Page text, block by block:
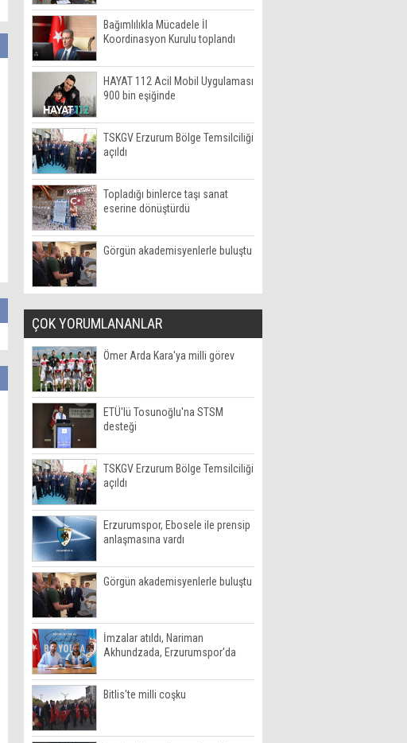
Bağımlılıkla Mücadele İl
Koordinasyon Kurulu toplandı
HAYAT 112 Acil Mobil Uygulaması
900 bin eşiğinde
TSKGV Erzurum Bölge Temsilciliği
açıldı
Topladığı binlerce taşı sanat
eserine dönüştürdü
Görgün akademisyenlerle buluştu
ÇOK YORUMLANANLAR
Ömer Arda Kara'ya milli görev
ETÜ'lü Tosunoğlu'na STSM
desteği
TSKGV Erzurum Bölge Temsilciliği
açıldı
Erzurumspor, Ebosele ile prensip
anlaşmasına vardı
Görgün akademisyenlerle buluştu
İmzalar atıldı, Nariman
Akhundzada, Erzurumspor'da
Bitlis'te milli coşku